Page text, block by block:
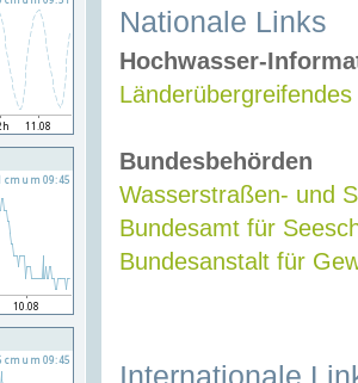
Nationale Links
Hochwasser-
Bundesbehörden
Wasserstraßen- und
Bundesamt für
Bundesanstalt für
Internationale